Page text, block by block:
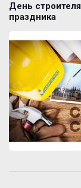
День
праздника